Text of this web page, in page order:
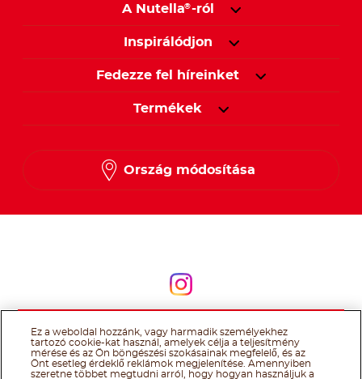
A Nutella®-ról
Inspirálódjon
Fedezze fel híreinket
Termékek
Ország módosítása
Kövessen
@Ferrero 2026 All rights reserved.
Nutella® cookie tájékoztató
Felhasználás Feltételei
Technikai információk Impresszum
Ferrero
adatkezelési tájékoztató
Ez a weboldal hozzánk, vagy harmadik személyekhez
tartozó cookie-kat használ, amelyek célja a teljesítmény
mérése és az Ön böngészési szokásainak megfelelő, és az
Önt esetleg érdeklő reklámok megjelenítése. Amennyiben
szeretne többet megtudni arról, hogy hogyan használjuk a